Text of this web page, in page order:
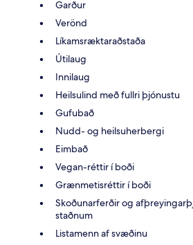
Garður
Verönd
Líkamsræktaraðstaða
Útilaug
Innilaug
Heilsulind með fullri þjónustu
Gufubað
Nudd- og heilsuherbergi
Eimbað
Vegan-réttir í boði
Grænmetisréttir í boði
Skoðunarferðir og
staðnum
Listamenn af svæðinu